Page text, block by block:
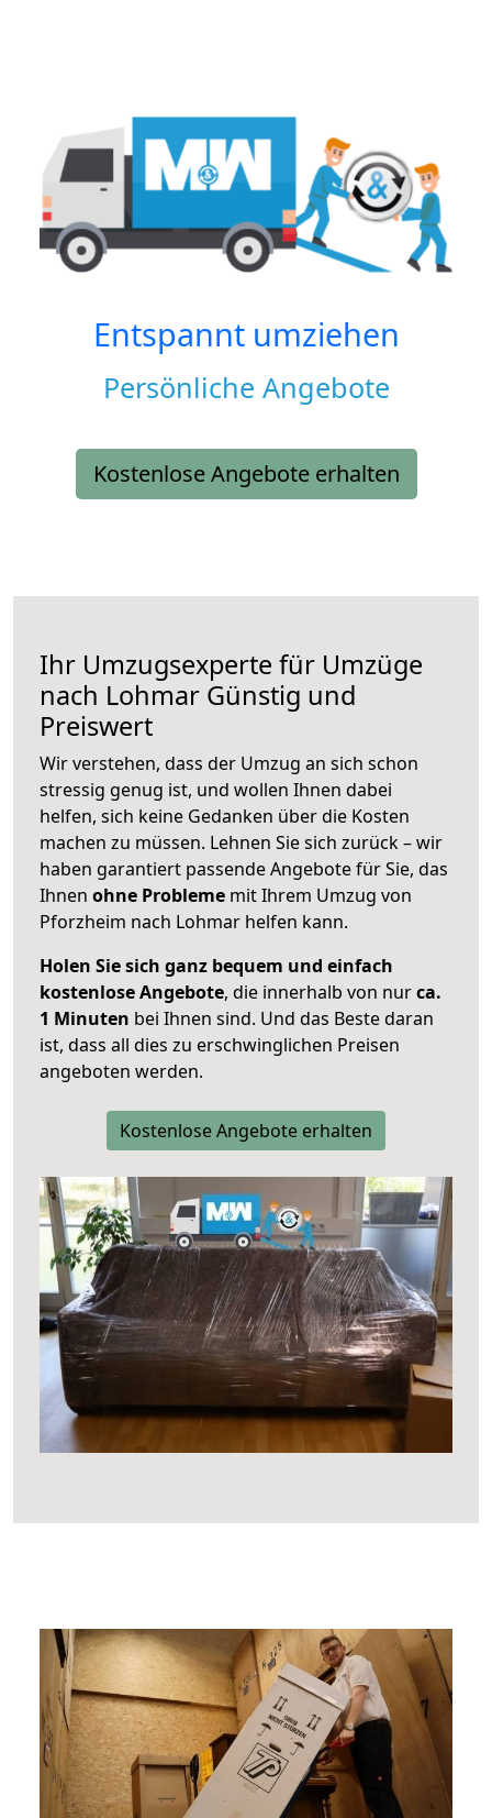
Entspannt umziehen
Persönliche Angebote
Kostenlose Angebote erhalten
Ihr Umzugsexperte für Umzüge
nach Lohmar Günstig und
Preiswert
Wir verstehen, dass der Umzug an sich schon
stressig genug ist, und wollen Ihnen dabei
helfen, sich keine Gedanken über die Kosten
machen zu müssen. Lehnen Sie sich zurück – wir
haben garantiert passende Angebote für Sie, das
Ihnen ohne Probleme mit Ihrem Umzug von
Pforzheim nach Lohmar helfen kann.
Holen Sie sich ganz bequem und einfach
kostenlose Angebote, die innerhalb von nurca.
1 Minuten bei Ihnen sind. Und das Beste daran
ist, dass all dies zu erschwinglichen Preisen
angeboten werden.
Kostenlose Angebote erhalten